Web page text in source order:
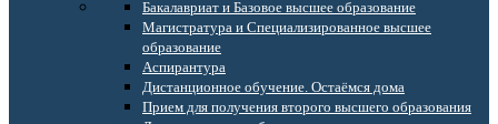
Бакалавриат и Базовое высшее образование
Магистратура и Специализированное высшее
образование
Аспирантура
Дистанционное обучение. Остаёмся дома
Прием для получения второго высшего образования